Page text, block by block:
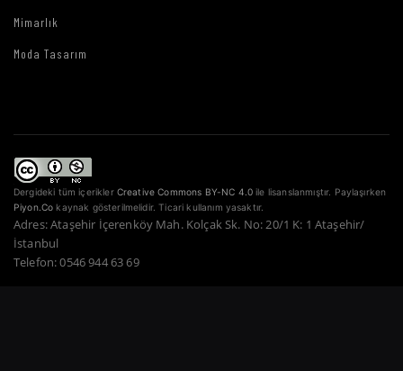
Mimarlık
Moda Tasarım
Dergideki tüm içerikler Creative Commons BY-NC 4.0 ile lisanslanmıştır. Paylaşırken
Piyon.Co kaynak gösterilmelidir. Ticari kullanım yasaktır.
Adres: Ataşehir İçerenköy Mah. Kolçak Sk. No: 20/1 K: 1 Ataşehir/
İstanbul
Telefon: 0546 944 63 69